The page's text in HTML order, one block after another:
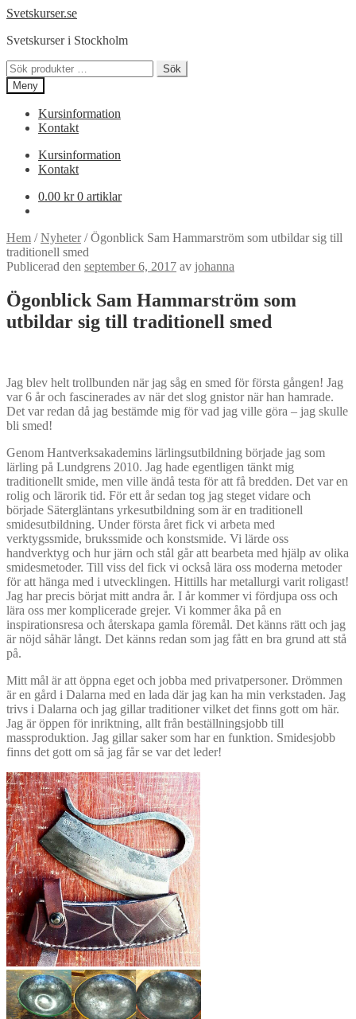
Hoppa
navigering
Hoppa
innehåll
Svetskurser.se
Svetskurser i Stockholm
Sök
efter:
Sök
Meny
Kursinformation
Kontakt
Kursinformation
Kontakt
0.00 kr 0 artiklar
Hem /Nyheter/Ögonblick Sam Hammarström som utbildar sig till
traditionell smed
Publicerad den september 6, 2017 av johanna
Ögonblick Sam Hammarström som
utbildar sig till traditionell smed
Jag blev helt trollbunden när jag såg en smed för första gången! Jag
var 6 år och fascinerades av när det slog gnistor när han hamrade.
Det var redan då jag bestämde mig för vad jag ville göra – jag skulle
bli smed!
Genom Hantverksakademins lärlingsutbildning började jag som
lärling på Lundgrens 2010. Jag hade egentligen tänkt mig
traditionellt smide, men ville ändå testa för att få bredden. Det var en
rolig och lärorik tid. För ett år sedan tog jag steget vidare och
började Sätergläntans yrkesutbildning som är en traditionell
smidesutbildning. Under första året fick vi arbeta med
verktygssmide, brukssmide och konstsmide. Vi lärde oss
handverktyg och hur järn och stål går att bearbeta med hjälp av olika
smidesmetoder. Till viss del fick vi också lära oss moderna metoder
för att hänga med i utvecklingen. Hittills har metallurgi varit roligast!
Jag har precis börjat mitt andra år. I år kommer vi fördjupa oss och
lära oss mer komplicerade grejer. Vi kommer åka på en
inspirationsresa och återskapa gamla föremål. Det känns rätt och jag
är nöjd såhär långt. Det känns redan som jag fått en bra grund att stå
på.
Mitt mål är att öppna eget och jobba med privatpersoner. Drömmen
är en gård i Dalarna med en lada där jag kan ha min verkstaden. Jag
trivs i Dalarna och jag gillar traditioner vilket det finns gott om här.
Jag är öppen för inriktning, allt från beställningsjobb till
massproduktion. Jag gillar saker som har en funktion. Smidesjobb
finns det gott om så jag får se var det leder!